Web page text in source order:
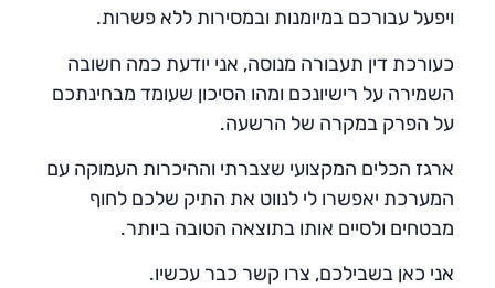
ויפעל עבורכם במיומנות ובמסירות ללא פשרות.
כעורכת דין תעבורה מנוסה, אני יודעת כמה חשובה
השמירה על רישיונכם ומהו הסיכון שעומד מבחינתכם
על הפרק במקרה של הרשעה.
ארגז הכלים המקצועי שצברתי וההיכרות העמוקה עם
המערכת יאפשרו לי לנווט את התיק שלכם לחוף
מבטחים ולסיים אותו בתוצאה הטובה ביותר.
אני כאן בשבילכם, צרו קשר כבר עכשיו.